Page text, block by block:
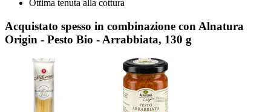
Ottima tenuta alla cottura
Acquistato spesso in combinazione con Alnatura
Origin - Pesto Bio - Arrabbiata, 130 g